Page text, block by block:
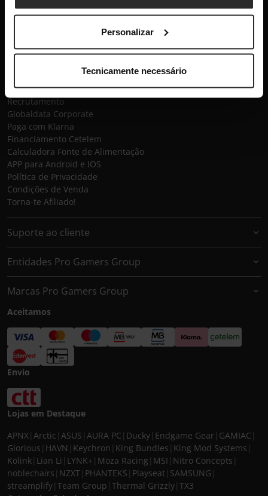
Personalizar
Tecnicamente necessário
Contactos
Perguntas Frequentes
Promessas
Recrutamento
Globaldata Corporate
Paga com Klarna
Financiamento Cetelem
Calculadora Fonte de Alimentação
APP para Android e IOS
Política de Privacidade
Condições de Venda
Torna-te Afiliado!
Suporte ao cliente
Entidades Pro Gamers Group
Marcas Pro Gamers Group
Aceitamos
Envio
Lojas em Destaque
APNX Arctic ASUS AURA PC Ducky Endgame Gear GAMIAC
Glorious HAVN Keychron King Bundles King Mod Systems
Kolink Lian Li LYNK+ Moza Racing MSI Nitro Concepts
noblechairs NZXT PHANTEKS Playseat SAMSUNG
streamplify Team Group Thermal Grizzly TX3